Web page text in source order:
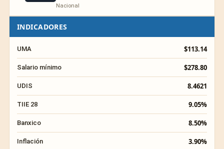
Nacional
INDICADORES
UMA $113.14
Salario mínimo $278.80
UDIS 8.4621
TIIE 28 9.05%
Banxico 8.50%
Inflación 3.90%